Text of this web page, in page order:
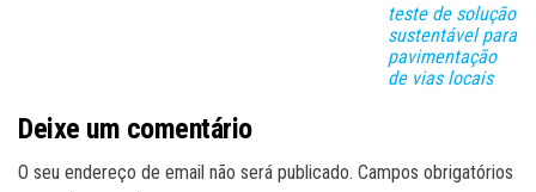
teste de solução
sustentável para
pavimentação
de vias locais
Deixe um comentário
O seu endereço de email não será publicado. Campos obrigatórios